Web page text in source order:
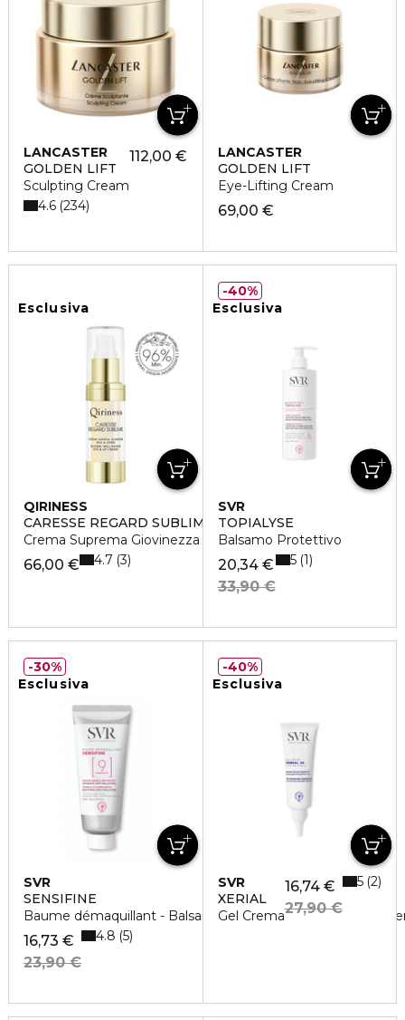
LANCASTER
GOLDEN LIFT
Sculpting Cream
112,00 €
4.6 234
LANCASTER
GOLDEN LIFT
Eye-Lifting Cream
69,00 €
Esclusiva
QIRINESS
CARESSE REGARD SUBLIME
Crema Suprema Giovinezza Occhi & Labbra
66,00 € 4.7 3
Esclusiva
SVR
TOPIALYSE
Balsamo Protettivo
20,34 €
33,90 €
5 1
40%
Esclusiva
SVR
SENSIFINE
Baume démaquillant - Balsamo detergente doppia azione
16,73 €
23,90 €
4.8 5
30%
Esclusiva
SVR
XERIAL
Gel Crema
16,74 €
27,90 €
5 2
40%